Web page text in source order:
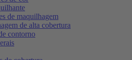
de maquilhagem
de alta cobertura
contorno